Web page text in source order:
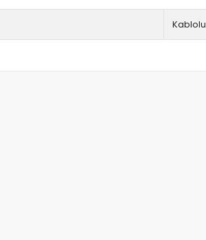
Kablolu